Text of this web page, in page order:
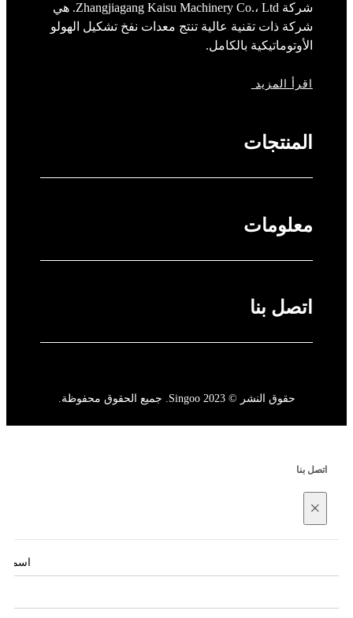
شركة Zhangjiagang Kaisu Machinery Co.، Ltd. هي
شركة ذات تقنية عالية تنتج معدات نفخ تشكيل الهولو
الأوتوماتيكية بالكامل.
اقرأ المزيد
المنتجات
معلومات
اتصل بنا
حقوق النشر © 2023 Singoo. جميع الحقوق محفوظة.
اتصل بنا
×
اسم